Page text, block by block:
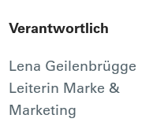
Verantwortlich
Lena Geilenbrügge
Leiterin Marke &
Marketing